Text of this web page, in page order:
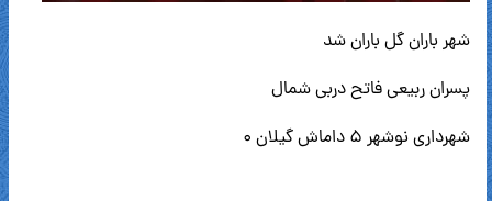
شهر باران گل باران شد
پسران ربیعى فاتح دربى شمال
شهردارى نوشهر ۵ داماش گیلان ۰